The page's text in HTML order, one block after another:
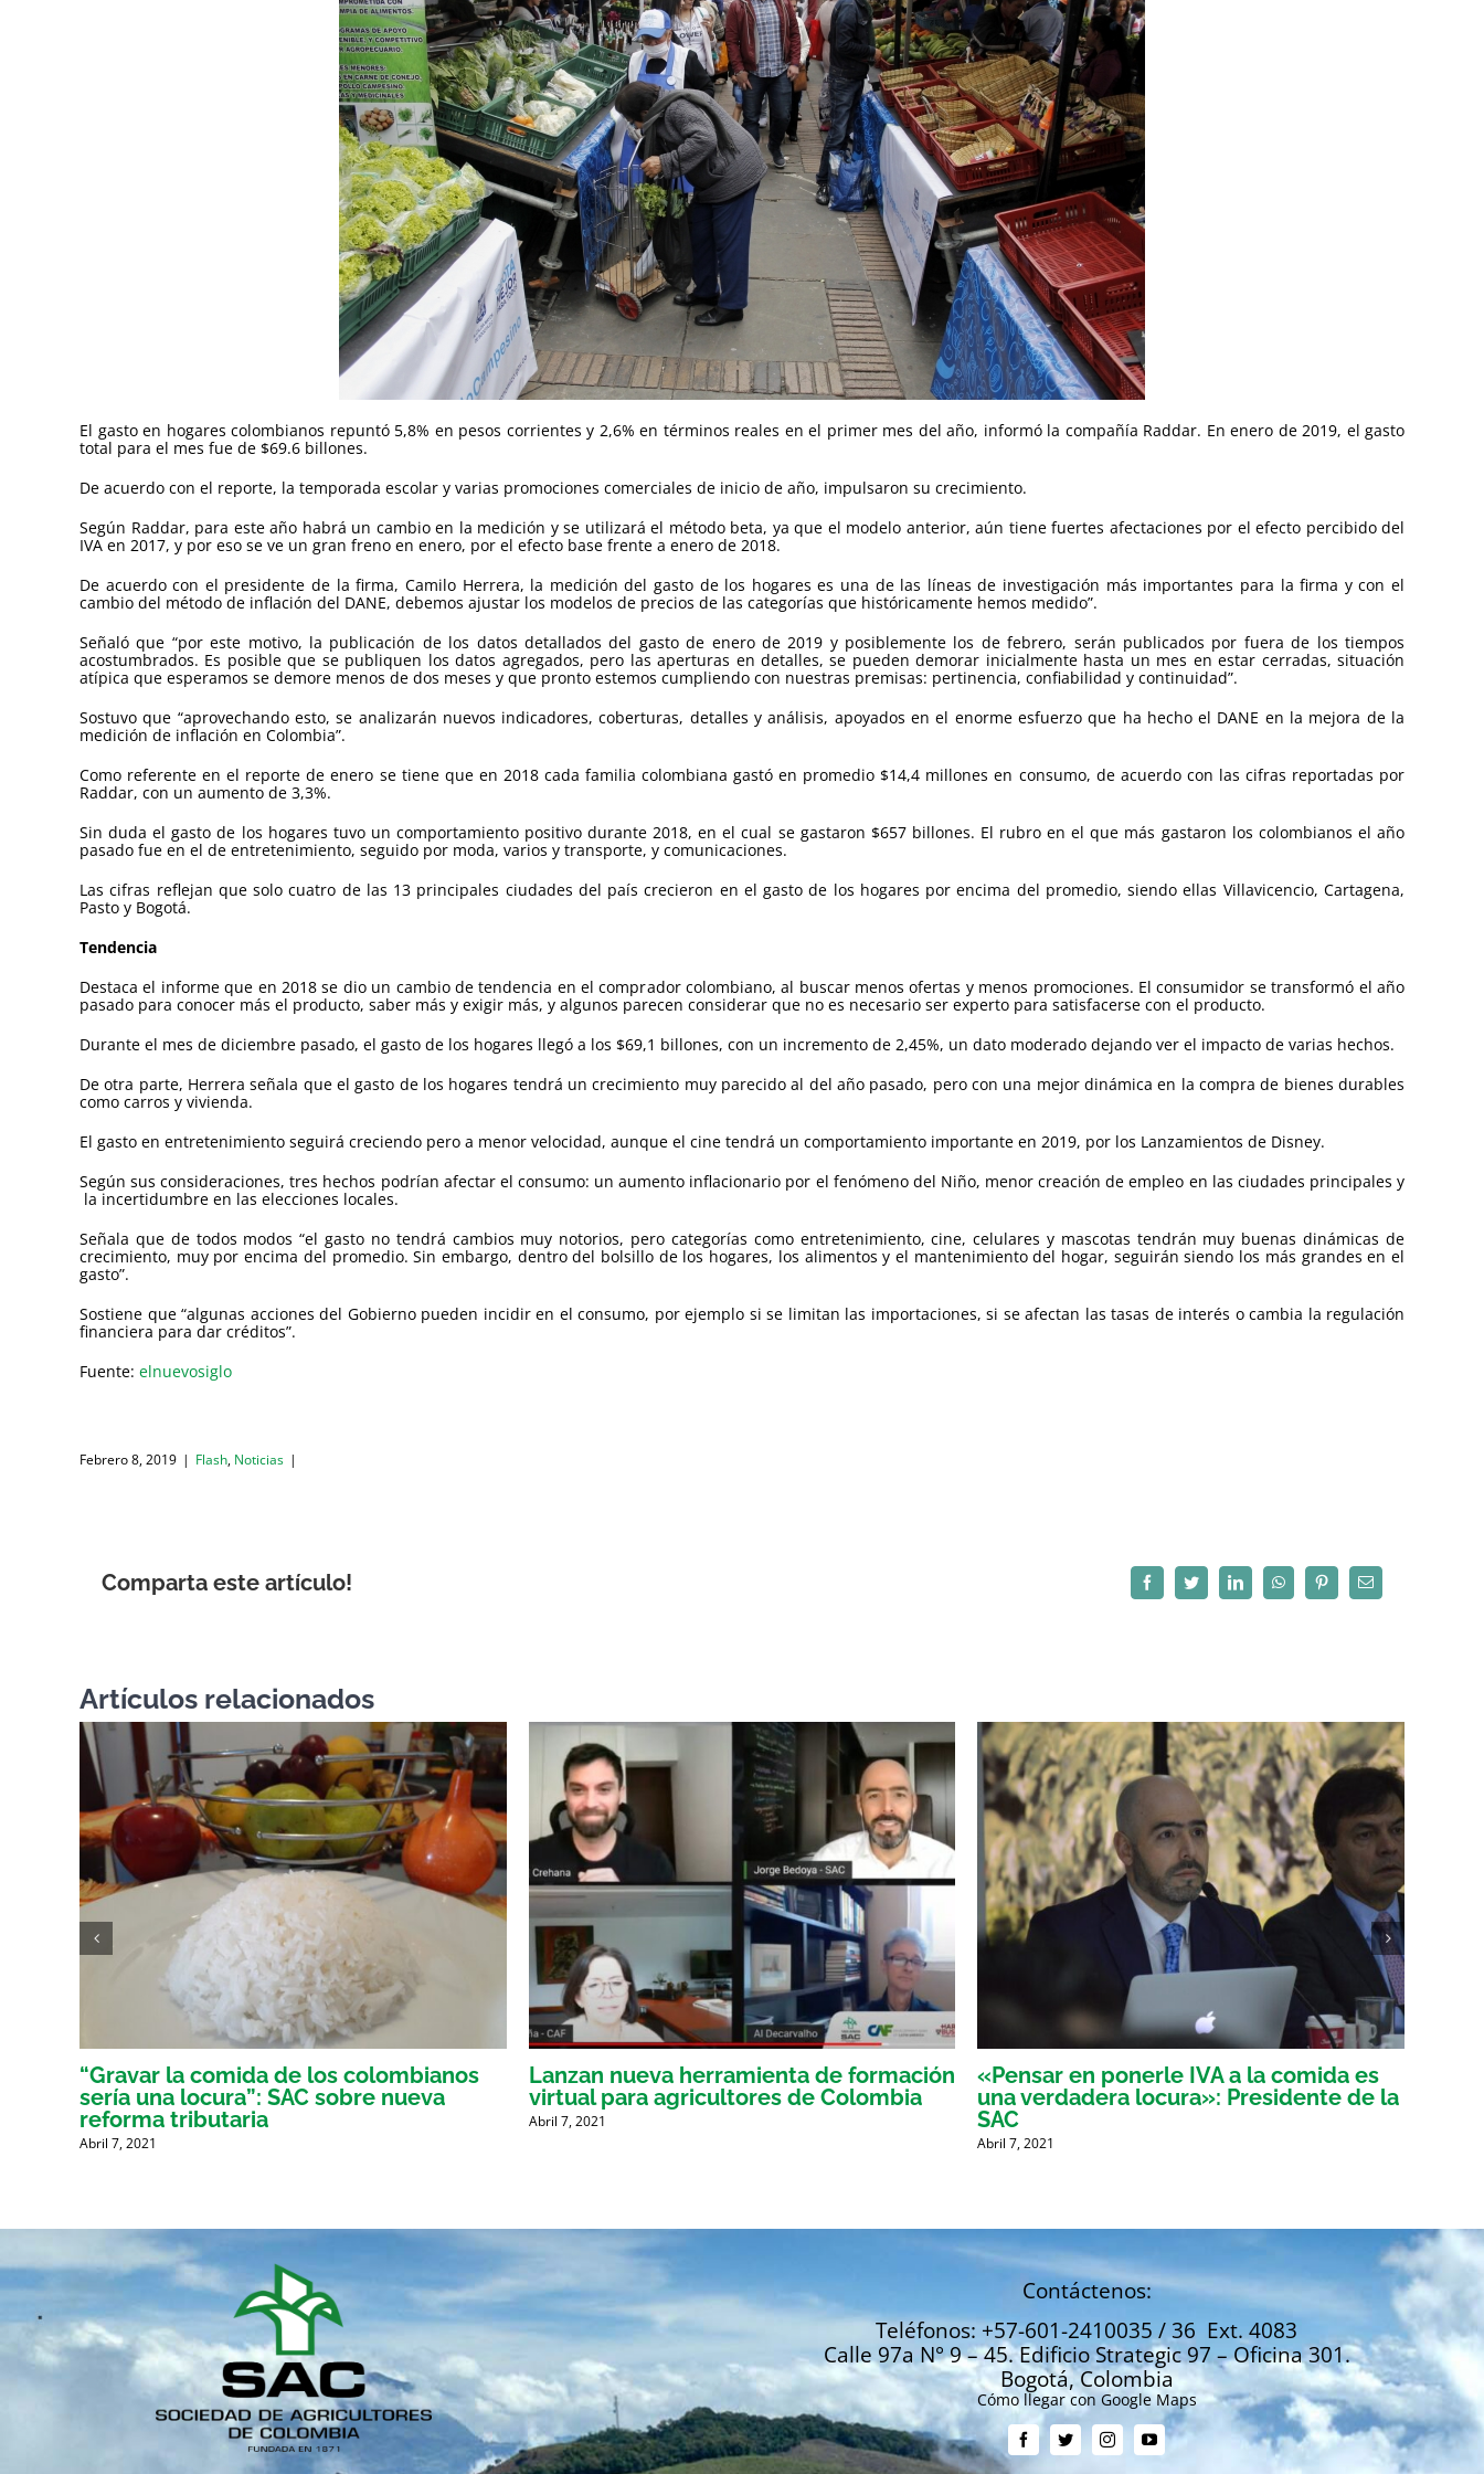
El gasto en hogares colombianos repuntó 5,8% en pesos corrientes y 2,6% en términos reales en el primer mes del año, informó la compañía Raddar. En enero de 2019, el gasto
total para el mes fue de $69.6 billones.
De acuerdo con el reporte, la temporada escolar y varias promociones comerciales de inicio de año, impulsaron su crecimiento.
Según Raddar, para este año habrá un cambio en la medición y se utilizará el método beta, ya que el modelo anterior, aún tiene fuertes afectaciones por el efecto percibido del
IVA en 2017, y por eso se ve un gran freno en enero, por el efecto base frente a enero de 2018.
De acuerdo con el presidente de la firma, Camilo Herrera, la medición del gasto de los hogares es una de las líneas de investigación más importantes para la firma y con el
cambio del método de inflación del DANE, debemos ajustar los modelos de precios de las categorías que históricamente hemos medido”.
Señaló que “por este motivo, la publicación de los datos detallados del gasto de enero de 2019 y posiblemente los de febrero, serán publicados por fuera de los tiempos
acostumbrados. Es posible que se publiquen los datos agregados, pero las aperturas en detalles, se pueden demorar inicialmente hasta un mes en estar cerradas, situación
atípica que esperamos se demore menos de dos meses y que pronto estemos cumpliendo con nuestras premisas: pertinencia, confiabilidad y continuidad”.
Sostuvo que “aprovechando esto, se analizarán nuevos indicadores, coberturas, detalles y análisis, apoyados en el enorme esfuerzo que ha hecho el DANE en la mejora de la
medición de inflación en Colombia”.
Como referente en el reporte de enero se tiene que en 2018 cada familia colombiana gastó en promedio $14,4 millones en consumo, de acuerdo con las cifras reportadas por
Raddar, con un aumento de 3,3%.
Sin duda el gasto de los hogares tuvo un comportamiento positivo durante 2018, en el cual se gastaron $657 billones. El rubro en el que más gastaron los colombianos el año
pasado fue en el de entretenimiento, seguido por moda, varios y transporte, y comunicaciones.
Las cifras reflejan que solo cuatro de las 13 principales ciudades del país crecieron en el gasto de los hogares por encima del promedio, siendo ellas Villavicencio, Cartagena,
Pasto y Bogotá.
Tendencia
Destaca el informe que en 2018 se dio un cambio de tendencia en el comprador colombiano, al buscar menos ofertas y menos promociones. El consumidor se transformó el año
pasado para conocer más el producto, saber más y exigir más, y algunos parecen considerar que no es necesario ser experto para satisfacerse con el producto.
Durante el mes de diciembre pasado, el gasto de los hogares llegó a los $69,1 billones, con un incremento de 2,45%, un dato moderado dejando ver el impacto de varias hechos.
De otra parte, Herrera señala que el gasto de los hogares tendrá un crecimiento muy parecido al del año pasado, pero con una mejor dinámica en la compra de bienes durables
como carros y vivienda.
El gasto en entretenimiento seguirá creciendo pero a menor velocidad, aunque el cine tendrá un comportamiento importante en 2019, por los Lanzamientos de Disney.
Según sus consideraciones, tres hechos podrían afectar el consumo: un aumento inflacionario por el fenómeno del Niño, menor creación de empleo en las ciudades principales y
la incertidumbre en las elecciones locales.
Señala que de todos modos “el gasto no tendrá cambios muy notorios, pero categorías como entretenimiento, cine, celulares y mascotas tendrán muy buenas dinámicas de
crecimiento, muy por encima del promedio. Sin embargo, dentro del bolsillo de los hogares, los alimentos y el mantenimiento del hogar, seguirán siendo los más grandes en el
gasto”.
Sostiene que “algunas acciones del Gobierno pueden incidir en el consumo, por ejemplo si se limitan las importaciones, si se afectan las tasas de interés o cambia la regulación
financiera para dar créditos”.
Fuente: elnuevosiglo
Febrero 8, 2019 | Flash, Noticias |
Comparta este artículo! FacebookTwitterLinkedInWhatsAppPinterestCorreo
electrónico
Artículos relacionados
“Gravar la comida de los colombianos
sería una locura”: SAC sobre nueva
reforma tributaria
Abril 7, 2021
Lanzan nueva herramienta de formación
virtual para agricultores de Colombia
Abril 7, 2021
«Pensar en ponerle IVA a la comida es
una verdadera locura»: Presidente de la
SAC
Abril 7, 2021
Contáctenos:
Teléfonos: +57-601-2410035 / 36 Ext. 4083
Calle 97a N° 9 – 45. Edificio Strategic 97 – Oficina 301.
Bogotá, Colombia
Cómo llegar con Google Maps